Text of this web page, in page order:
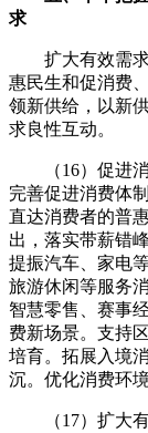
求
扩大有效需求
惠民生和促消费
领新供给，以新
求良性互动。
（16）促进消
完善促进消费体
直达消费者的普
出，落实带薪错
提振汽车、家电
旅游休闲等服务
智慧零售、赛事
费新场景。支持
培育。拓展入境
沉。优化消费环
（17）扩大有